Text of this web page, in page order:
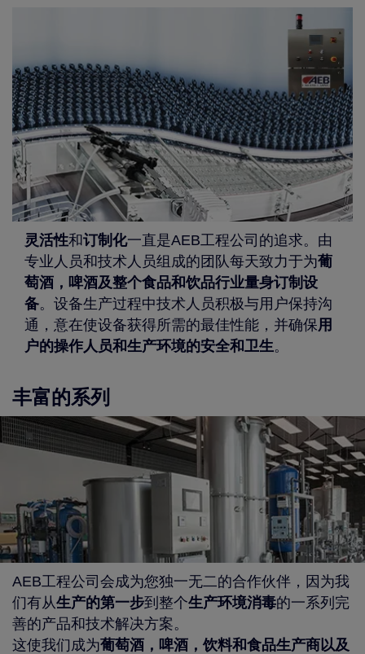
灵活性和订制化一直是AEB工程公司的追求。由
专业人员和技术人员组成的团队每天致力于为葡
萄酒，啤酒及整个食品和饮品行业量身订制设
备。设备生产过程中技术人员积极与用户保持沟
通，意在使设备获得所需的最佳性能，并确保用
户的操作人员和生产环境的安全和卫生。
丰富的系列
AEB工程公司会成为您独一无二的合作伙伴，因为我
们有从生产的第一步到整个生产环境消毒的一系列完
善的产品和技术解决方案。
这使我们成为葡萄酒，啤酒，饮料和食品生产商以及